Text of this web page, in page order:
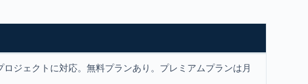
ジェクトに対応。無料プランあり。プレミアムプランは月